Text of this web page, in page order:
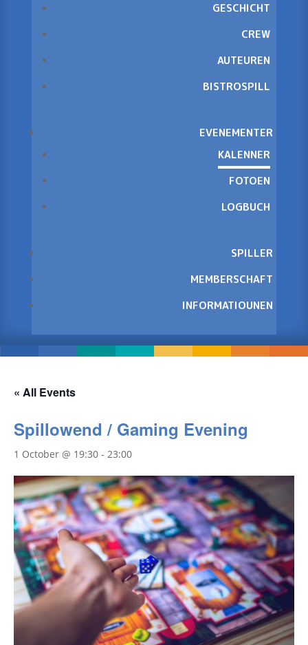
GESCHICHT
CREW
AUTEUREN
BISTROSPILL
EVENEMENTER
KALENNER
FOTOEN
LOGBUCH
SPILLER
MEMBERSCHAFT
INFORMATIOUNEN
« All Events
Spillowend / Gaming Evening
1 October @ 19:30 - 23:00